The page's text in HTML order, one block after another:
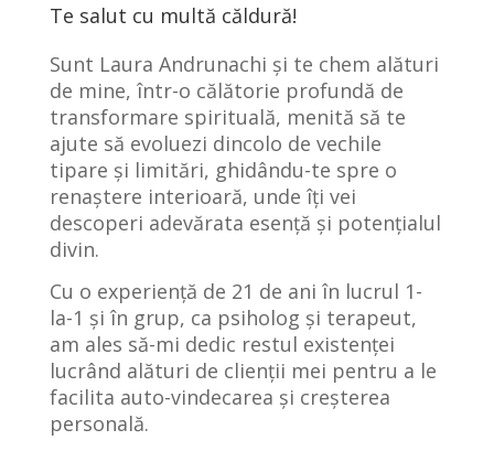
Te salut cu multă căldură!
Sunt Laura Andrunachi și te chem alături
de mine, într-o călătorie profundă de
transformare spirituală, menită să te
ajute să evoluezi dincolo de vechile
tipare și limitări, ghidându-te spre o
renaștere interioară, unde îți vei
descoperi adevărata esență și potențialul
divin.
Cu o experiență de 21 de ani în lucrul 1-
la-1 și în grup, ca psiholog și terapeut,
am ales să-mi dedic restul existenței
lucrând alături de clienții mei pentru a le
facilita auto-vindecarea și creșterea
personală.